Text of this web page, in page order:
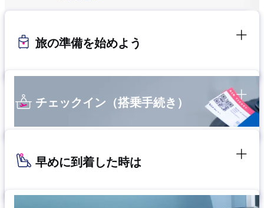
旅の準備を始めよう
チェックイン（搭乗手続き）
早めに到着した時は